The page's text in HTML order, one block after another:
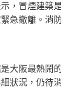
，冒煙建築
急撤離。消
大阪最熱鬧
狀況，仍待